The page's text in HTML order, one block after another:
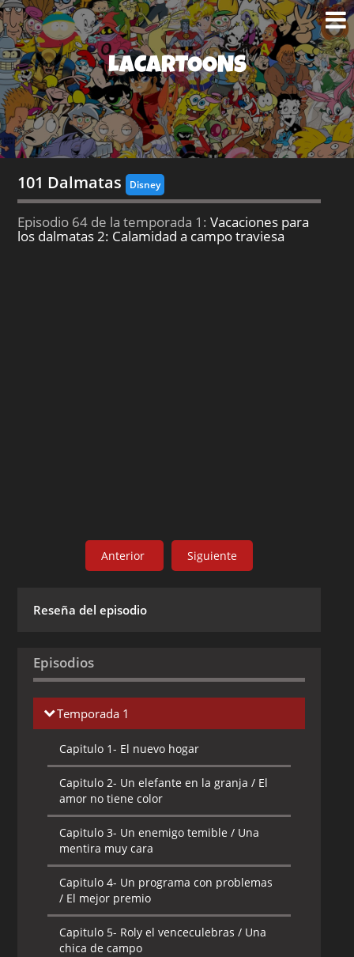
LACARTOONS
101 Dalmatas Disney
Episodio 64 de la temporada 1:Vacaciones para
los dalmatas 2: Calamidad a campo traviesa
Anterior Siguiente
Reseña del episodio
Episodios
Temporada 1
Capitulo 1- El nuevo hogar
Capitulo 2- Un elefante en la granja / El
amor no tiene color
Capitulo 3- Un enemigo temible / Una
mentira muy cara
Capitulo 4- Un programa con problemas
/ El mejor premio
Capitulo 5- Roly el venceculebras / Una
chica de campo